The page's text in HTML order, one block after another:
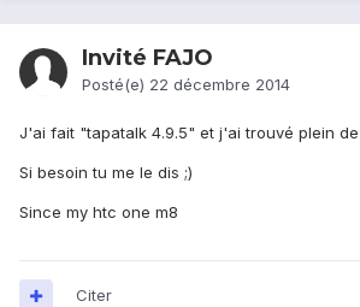
Invité FAJO
Posté(e) 22 décembre 2014
J'ai fait "tapatalk 4.9.5" et j'ai trouvé plein de
Si besoin tu me le dis ;)
Since my htc one m8
Citer